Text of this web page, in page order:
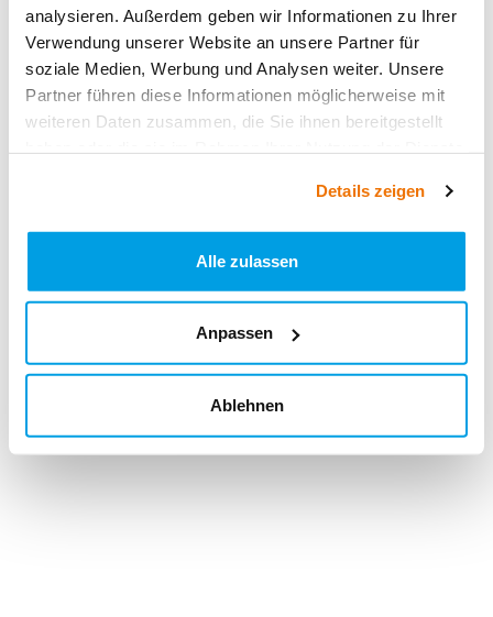
analysieren. Außerdem geben wir Informationen zu Ihrer
Verwendung unserer Website an unsere Partner für
soziale Medien, Werbung und Analysen weiter. Unsere
Partner führen diese Informationen möglicherweise mit
weiteren Daten zusammen, die Sie ihnen bereitgestellt
Details zeigen
Alle zulassen
Anpassen
Ablehnen